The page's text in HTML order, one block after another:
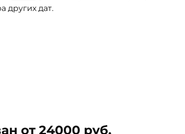
других дат.
от 24000 руб.